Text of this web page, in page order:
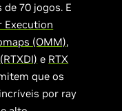
70 jogos. E
Execution
(OMM),
e RTX
que os
por ray